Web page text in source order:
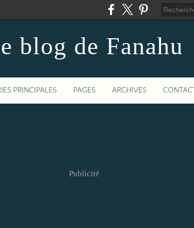
blog de Fanahu
PRINCIPALES PAGES ARCHIVES CONTACT
Publicité